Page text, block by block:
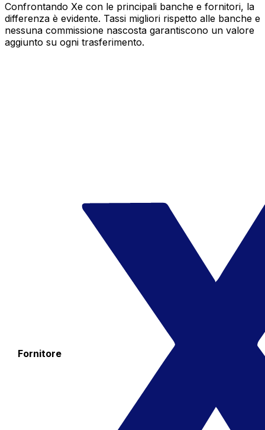
Confrontando Xe con le principali banche e fornitori, la
differenza è evidente. Tassi migliori rispetto alle banche e
nessuna commissione nascosta garantiscono un valore
aggiunto su ogni trasferimento.
Fornitore